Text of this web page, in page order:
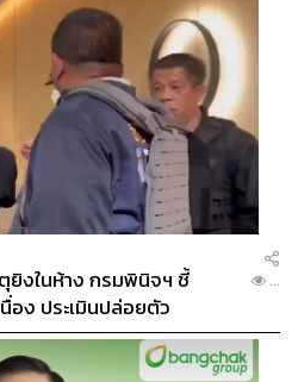
ยิงในห้าง กรมพินิจฯ ชี้
อง ประเมินปล่อยตัว
...